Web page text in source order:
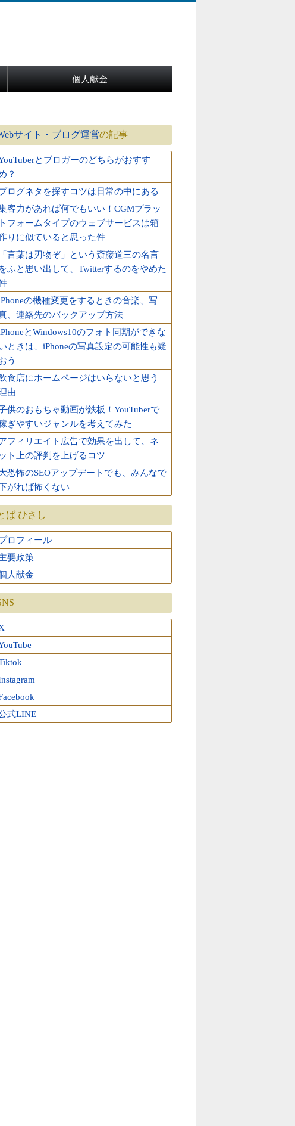
個人献金
サイト・ブログ運営の記事
とブロガーのどちらがおすす
？
ログネタを探すコツは日常の中にある
客力があれば何でもいい！CGMプラッ
トフォームタイプのウェブサービスは箱
りに似ていると思った件
「言葉は刃物ぞ」という斎藤道三の名言
をふと思い出して、Twitterするのをやめた
の機種変更をするときの音楽、写
、連絡先のバックアップ方法
とWindows10のフォト同期ができな
ときは、iPhoneの写真設定の可能性も疑
う
食店にホームページはいらないと思う
由
供のおもちゃ動画が鉄板！YouTuberで
ぎやすいジャンルを考えてみた
フィリエイト広告で効果を出して、ネ
ット上の評判を上げるコツ
恐怖のSEOアップデートでも、みんなで
がれば怖くない
ば ひさし
ロフィール
要政策
人献金
式LINE